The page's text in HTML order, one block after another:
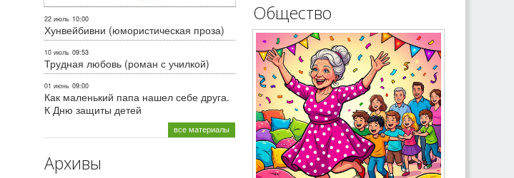
22 июль 10:00
Хунвейбивни (юмористическая проза)
10 июль 09:53
Трудная любовь (роман с училкой)
01 июнь 09:00
Как маленький папа нашел себе друга.
К Дню защиты детей
все материалы
Архивы
Общество